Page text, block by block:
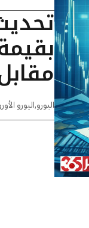
اليورو,اليورو